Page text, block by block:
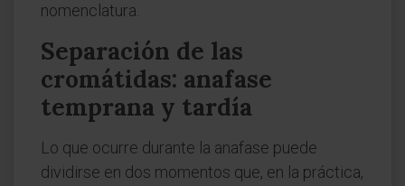
nomenclatura.
Separación de las
cromátidas: anafase
temprana y tardía
Lo que ocurre durante la anafase puede
dividirse en dos momentos que, en la práctica,